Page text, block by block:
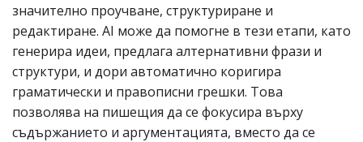
значително проучване, структуриране и
редактиране. AI може да помогне в тези етапи, като
генерира идеи, предлага алтернативни фрази и
структури, и дори автоматично коригира
граматически и правописни грешки. Това
позволява на пишещия да се фокусира върху
съдържанието и аргументацията, вместо да се